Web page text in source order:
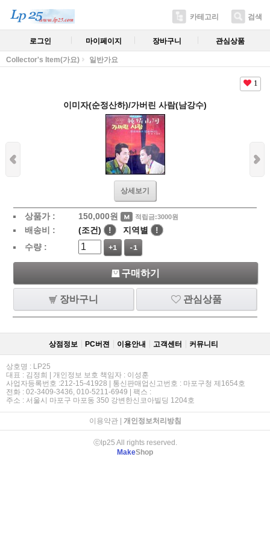
카테고리 검색
로그인 마이페이지 장바구니 관심상품
Collector's Item(가요) 일반가요
1
이미자(순정산하)/가버린 사람(남강수)
상세보기
상품가 : 150,000원 적립금:3000원
배송비 : (조건) ! 지역별
!
수량 :
+1 -1
구매하기
장바구니 관심상품
상점정보 PC버젼 이용안내 고객센터 커뮤니티
상호명 : LP25
대표 : 김정희 | 개인정보 보호 책임자 : 이성훈
사업자등록번호 :212-15-41928 | 통신판매업신고번호 : 마포구청 제1654호
전화 : 02-3409-3436, 010-5211-6949 | 팩스 :
주소 : 서울시 마포구 마포동 350 강변한신코아빌딩 1204호
이용약관| 개인정보처리방침
ⓒlp25 All rights reserved.
MakeShop